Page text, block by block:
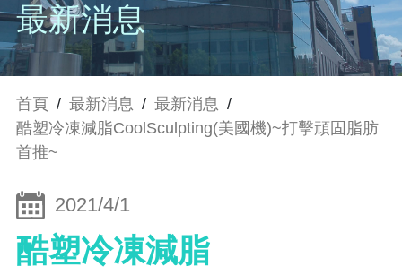
最新消息
首頁 / 最新消息 / 最新消息 /
酷塑冷凍減脂CoolSculpting(美國機)~打擊頑固脂肪
首推~
2021/4/1
酷塑冷凍減脂